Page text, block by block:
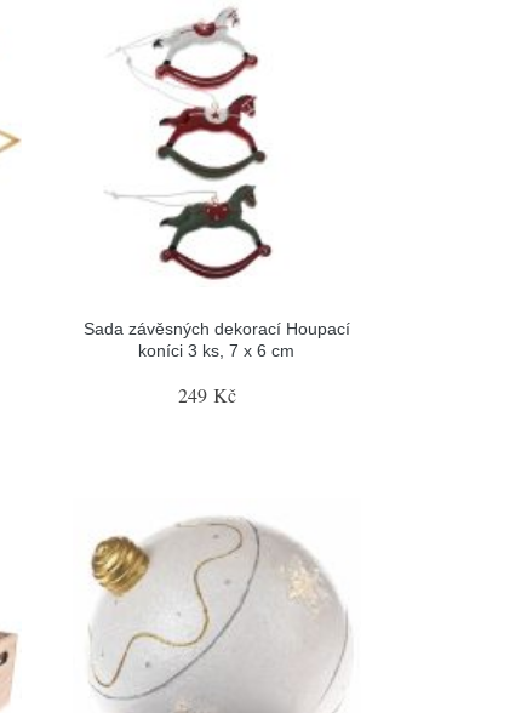
Sada závěsných dekorací Houpací
koníci 3 ks, 7 x 6 cm
249 Kč